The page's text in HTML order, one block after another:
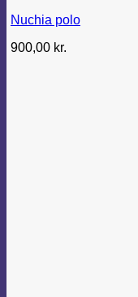
Nuchia polo
900,00 kr.